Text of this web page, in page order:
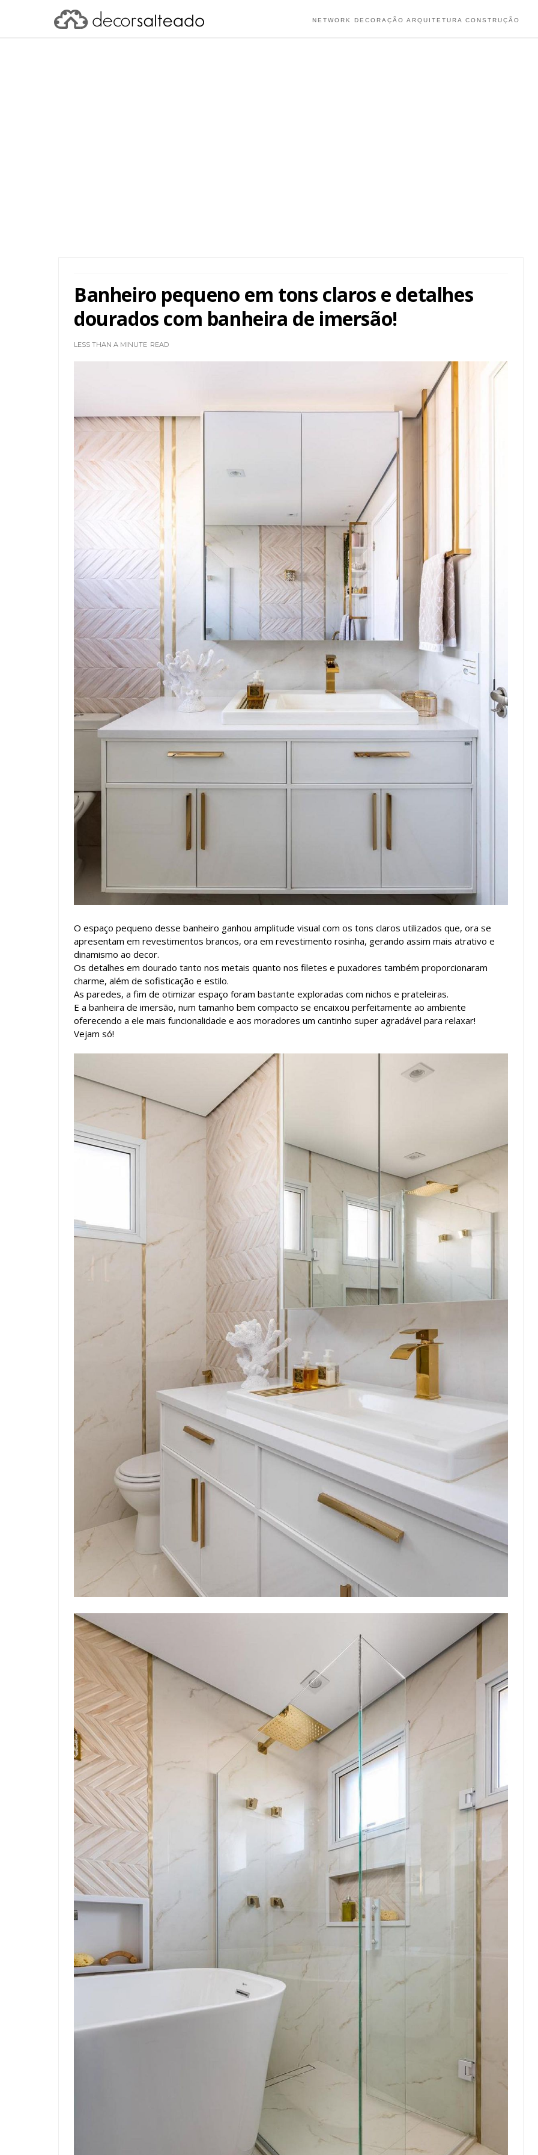
NETWORK DECORAÇÃO ARQUITETURA CONSTRUÇÃO
Banheiro pequeno em tons claros e detalhes
dourados com banheira de imersão!
LESS THAN A MINUTE READ
O espaço pequeno desse banheiro ganhou amplitude visual com os tons claros utilizados que, ora se
apresentam em revestimentos brancos, ora em revestimento rosinha, gerando assim mais atrativo e
dinamismo ao decor.
Os detalhes em dourado tanto nos metais quanto nos filetes e puxadores também proporcionaram
charme, além de sofisticação e estilo.
As paredes, a fim de otimizar espaço foram bastante exploradas com nichos e prateleiras.
E a banheira de imersão, num tamanho bem compacto se encaixou perfeitamente ao ambiente
oferecendo a ele mais funcionalidade e aos moradores um cantinho super agradável para relaxar!
Vejam só!